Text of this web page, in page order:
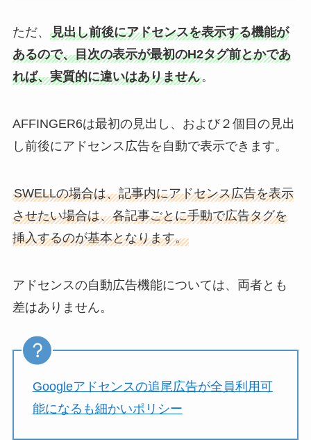
ただ、 見出し前後にアドセンスを表示する機能が
あるので、目次の表示が最初のH2タグ前とかであ
れば、実質的に違いはありません。
AFFINGER6は最初の見出し、および２個目の見出
し前後にアドセンス広告を自動で表示できます。
SWELLの場合は、記事内にアドセンス広告を表示
させたい場合は、各記事ごとに手動で広告タグを
挿入するのが基本となります。
アドセンスの自動広告機能については、両者とも
差はありません。
Googleアドセンスの追尾広告が全員利用可
能になるも細かいポリシー